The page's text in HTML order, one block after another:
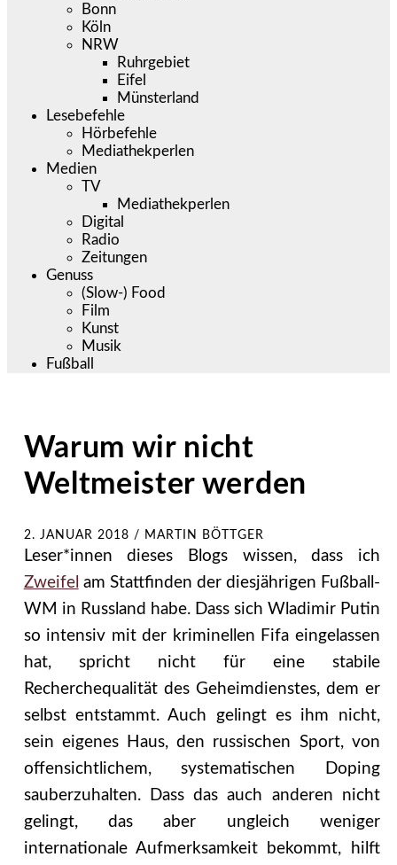
Bonn
Köln
NRW
Ruhrgebiet
Eifel
Münsterland
Lesebefehle
Hörbefehle
Mediathekperlen
Medien
TV
Mediathekperlen
Digital
Radio
Zeitungen
Genuss
(Slow-) Food
Film
Kunst
Musik
Fußball
Warum wir nicht
Weltmeister werden
2. JANUAR 2018 / MARTIN BÖTTGER
Leser*innen dieses Blogs wissen, dass ich
Zweifel am Stattfinden der diesjährigen Fußball-
WM in Russland habe. Dass sich Wladimir Putin
so intensiv mit der kriminellen Fifa eingelassen
hat, spricht nicht für eine stabile
Recherchequalität des Geheimdienstes, dem er
selbst entstammt. Auch gelingt es ihm nicht,
sein eigenes Haus, den russischen Sport, von
offensichtlichem, systematischen Doping
sauberzuhalten. Dass das auch anderen nicht
gelingt, das aber ungleich weniger
internationale Aufmerksamkeit bekommt, hilft